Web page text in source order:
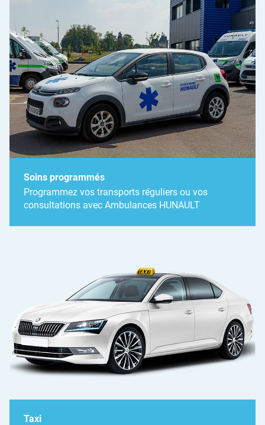
Soins programmés
Programmez vos transports réguliers ou vos
consultations avec Ambulances HUNAULT
Taxi